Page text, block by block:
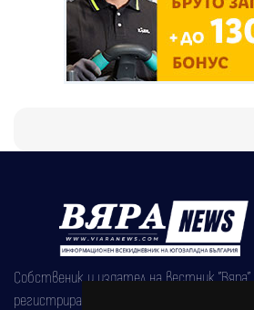
Собственик и издател на вестник
регистрирана на 08.05.2002 година.